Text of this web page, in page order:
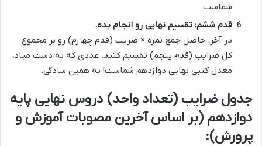
شماست.
قدم ششم: تقسیم نهایی رو انجام بده.
در آخر، حاصل جمع نمره × ضریب (قدم چهارم) رو بر مجموع
کل ضرایب (قدم پنجم) تقسیم کنید. عددی که به دست میاد،
معدل کتبی نهایی دوازدهم شماست! به همین سادگی.
جدول ضرایب (تعداد واحد) دروس نهایی پایه
دوازدهم (بر اساس آخرین مصوبات آموزش و
پرورش):